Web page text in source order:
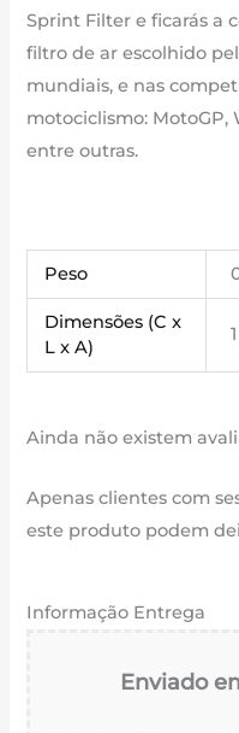
Sprint Filter e ficarás a
filtro de ar escolhido
mundiais, e nas
motociclismo: MotoGP,
entre outras.
Peso
Dimensões (C x
L x A)
Ainda não existem
Apenas clientes com
este produto podem
Informação Entrega
Enviado